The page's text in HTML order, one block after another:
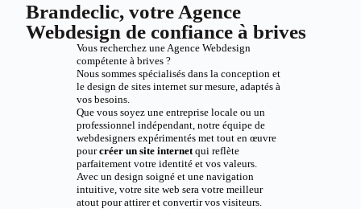
Brandeclic, votre Agence
Webdesign de confiance à brives
Vous recherchez une Agence Webdesign
compétente à brives ?
Nous sommes spécialisés dans la conception et
le design de sites internet sur mesure, adaptés à
vos besoins.
Que vous soyez une entreprise locale ou un
professionnel indépendant, notre équipe de
webdesigners expérimentés met tout en œuvre
pourcréer un site internetqui reflète
parfaitement votre identité et vos valeurs.
Avec un design soigné et une navigation
intuitive, votre site web sera votre meilleur
atout pour attirer et convertir vos visiteurs.